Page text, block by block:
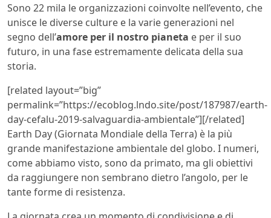
Sono 22 mila le organizzazioni coinvolte nell’evento, che
unisce le diverse culture e la varie generazioni nel
segno dell’amore per il nostro pianeta e per il suo
futuro, in una fase estremamente delicata della sua
storia.
[related layout=”big”
permalink=”https://ecoblog.lndo.site/post/187987/earth-
day-cefalu-2019-salvaguardia-ambientale”][/related]
Earth Day (Giornata Mondiale della Terra) è la più
grande manifestazione ambientale del globo. I numeri,
come abbiamo visto, sono da primato, ma gli obiettivi
da raggiungere non sembrano dietro l’angolo, per le
tante forme di resistenza.